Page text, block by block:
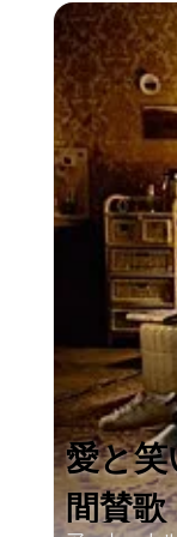
愛と
間賛